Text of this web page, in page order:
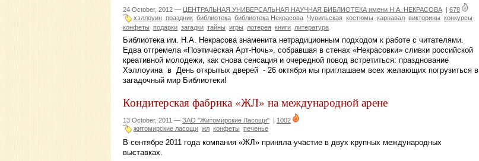
24 October, 2012 — ЦЕНТРАЛЬНАЯ УНИВЕРСАЛЬНАЯ НАУЧНАЯ БИБЛИОТЕКА имени Н.А. НЕКРАСОВА | 678
хэллоуин праздник библиотека библиотека Некрасова Чувильская костюмы карнавал викторины конкурсы
конфеты подарки загадки тайны игры лотерея книги литература
Библиотека им. Н.А. Некрасова знаменита нетрадиционным подходом к работе с читателями.
Едва отгремела «Поэтическая Арт-Ночь», собравшая в стенах «Некрасовки» сливки российской
креативной молодежи, как снова сенсация и очередной повод встретиться: празднование
Хэллоуина в День открытых дверей - 26 октября мы приглашаем всех желающих погрузиться в
загадочный мир Библиотеки!
Кондитерская фабрика «ЖЛ» на международной арене
13 October, 2011 — ЗАО "Житомирские Ласощи" | 1002
житомирские ласощи жл конфеты печенье
В сентябре 2011 года компания «ЖЛ» приняла участие в двух крупных международных
выставках.